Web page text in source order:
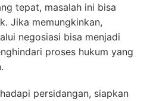
tepat, masalah ini bisa
Jika memungkinkan,
negosiasi bisa menjadi
proses hukum yang
persidangan, siapkan